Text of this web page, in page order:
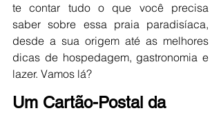
te contar tudo o que você precisa
saber sobre essa praia paradisíaca,
desde a sua origem até as melhores
dicas de hospedagem, gastronomia e
lazer. Vamos lá?
Um Cartão-Postal da